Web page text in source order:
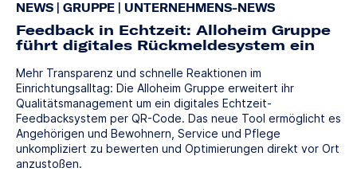
NEWS GRUPPE UNTERNEHMENS-NEWS
Feedback in Echtzeit: Alloheim Gruppe
führt digitales Rückmeldesystem ein
Mehr Transparenz und schnelle Reaktionen im
Einrichtungsalltag: Die Alloheim Gruppe erweitert ihr
Qualitätsmanagement um ein digitales Echtzeit-
Feedbacksystem per QR-Code. Das neue Tool ermöglicht es
Angehörigen und Bewohnern, Service und Pflege
unkompliziert zu bewerten und Optimierungen direkt vor Ort
anzustoßen.